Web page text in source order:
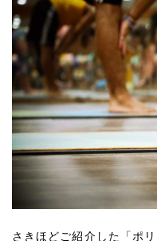
さきほどご紹介した「ポ